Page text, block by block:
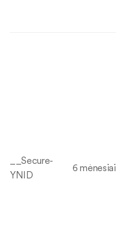
__Secure-
YNID
6 mėnesiai